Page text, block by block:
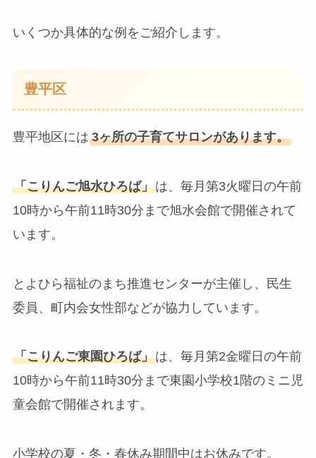
いくつか具体的な例をご紹介します。
豊平区
豊平地区には 3ヶ所の子育てサロンがあります。
「こりんご旭水ひろば」は、毎月第3火曜日の午前
10時から午前11時30分まで旭水会館で開催されて
います。
とよひら福祉のまち推進センターが主催し、民生
委員、町内会女性部などが協力しています。
「こりんご東園ひろば」は、毎月第2金曜日の午前
10時から午前11時30分まで東園小学校1階のミニ児
童会館で開催されます。
小学校の夏・冬・春休み期間中はお休みです。